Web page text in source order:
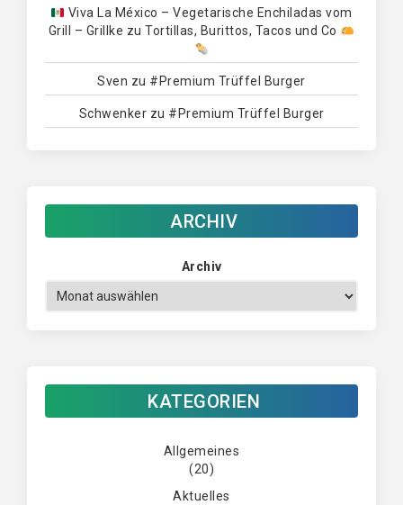
Viva La México – Vegetarische Enchiladas vom
Grill – Grillke zuTortillas, Burittos, Tacos und Co
Sven zu #Premium Trüffel Burger
Schwenker zu #Premium Trüffel Burger
ARCHIV
Archiv
KATEGORIEN
Allgemeines
(20)
Aktuelles